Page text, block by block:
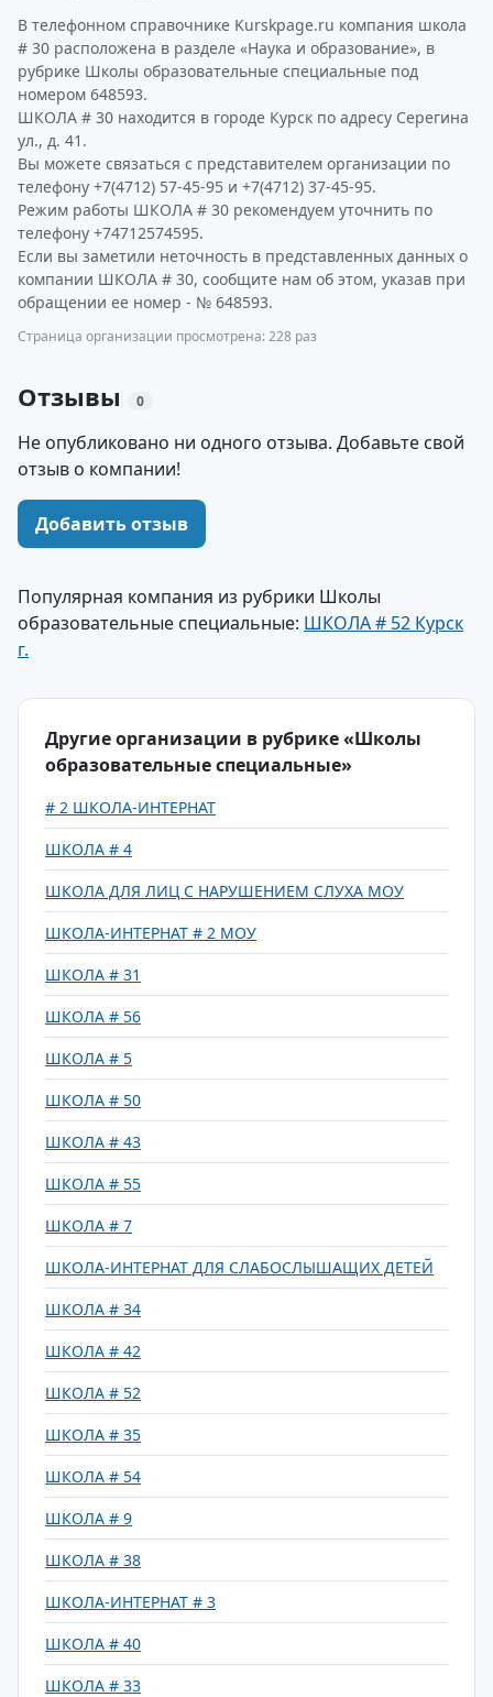
В телефонном справочнике Kurskpage.ru компания школа
# 30 расположена в разделе «Наука и образование», в
рубрике Школы образовательные специальные под
номером 648593.
ШКОЛА # 30 находится в городе Курск по адресу Серегина
ул., д. 41.
Вы можете связаться с представителем организации по
телефону +7(4712) 57-45-95 и +7(4712) 37-45-95.
Режим работы ШКОЛА # 30 рекомендуем уточнить по
телефону +74712574595.
Если вы заметили неточность в представленных данных о
компании ШКОЛА # 30, сообщите нам об этом, указав при
обращении ее номер - № 648593.
Страница организации просмотрена: 228 раз
Отзывы 0
Не опубликовано ни одного отзыва. Добавьте свой
отзыв о компании!
Добавить отзыв
Популярная компания из рубрики Школы
образовательные специальные: ШКОЛА # 52 Курск
г.
Другие организации в рубрике «Школы
образовательные специальные»
# 2 ШКОЛА-ИНТЕРНАТ
ШКОЛА # 4
ШКОЛА ДЛЯ ЛИЦ С НАРУШЕНИЕМ СЛУХА МОУ
ШКОЛА-ИНТЕРНАТ # 2 МОУ
ШКОЛА # 31
ШКОЛА # 56
ШКОЛА # 5
ШКОЛА # 50
ШКОЛА # 43
ШКОЛА # 55
ШКОЛА # 7
ШКОЛА-ИНТЕРНАТ ДЛЯ СЛАБОСЛЫШАЩИХ ДЕТЕЙ
ШКОЛА # 34
ШКОЛА # 42
ШКОЛА # 52
ШКОЛА # 35
ШКОЛА # 54
ШКОЛА # 9
ШКОЛА # 38
ШКОЛА-ИНТЕРНАТ # 3
ШКОЛА # 40
ШКОЛА # 33